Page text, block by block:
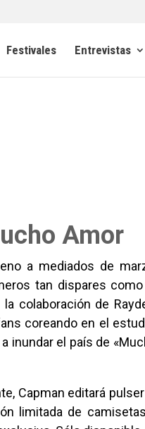
Festivales Entrevistas
Amor
a mediados de
tan dispares
colaboración de
coreando en el
inundar el país de
Capman editará
limitada de